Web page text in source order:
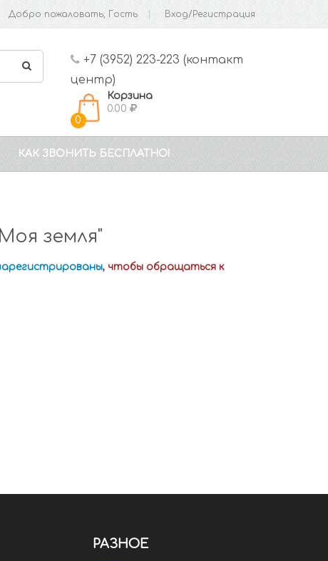
Добро пожаловать, Гость Вход/Регистрация
+7 (3952) 223-223 (контакт
центр)
0
Корзина
0.00
КАК ЗВОНИТЬ БЕСПЛАТНО!
земля"
, чтобы обращаться к
РАЗНОЕ